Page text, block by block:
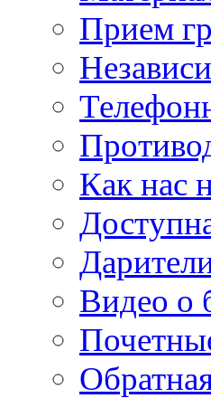
Прием
Как нас
Видео о